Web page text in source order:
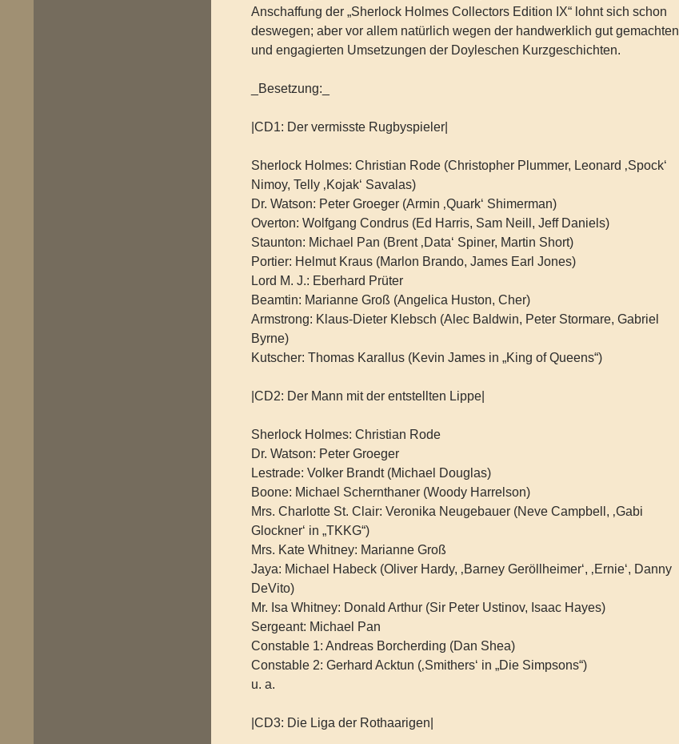
Anschaffung der „Sherlock Holmes Collectors Edition IX“ lohnt sich schon
deswegen; aber vor allem natürlich wegen der handwerklich gut gemachten
und engagierten Umsetzungen der Doyleschen Kurzgeschichten.
_Besetzung:_
|CD1: Der vermisste Rugbyspieler|
Sherlock Holmes: Christian Rode (Christopher Plummer, Leonard ‚Spock‘
Nimoy, Telly ‚Kojak‘ Savalas)
Dr. Watson: Peter Groeger (Armin ‚Quark‘ Shimerman)
Overton: Wolfgang Condrus (Ed Harris, Sam Neill, Jeff Daniels)
Staunton: Michael Pan (Brent ‚Data‘ Spiner, Martin Short)
Portier: Helmut Kraus (Marlon Brando, James Earl Jones)
Lord M. J.: Eberhard Prüter
Beamtin: Marianne Groß (Angelica Huston, Cher)
Armstrong: Klaus-Dieter Klebsch (Alec Baldwin, Peter Stormare, Gabriel
Byrne)
Kutscher: Thomas Karallus (Kevin James in „King of Queens“)
|CD2: Der Mann mit der entstellten Lippe|
Sherlock Holmes: Christian Rode
Dr. Watson: Peter Groeger
Lestrade: Volker Brandt (Michael Douglas)
Boone: Michael Schernthaner (Woody Harrelson)
Mrs. Charlotte St. Clair: Veronika Neugebauer (Neve Campbell, ‚Gabi
Glockner‘ in „TKKG“)
Mrs. Kate Whitney: Marianne Groß
Jaya: Michael Habeck (Oliver Hardy, ‚Barney Geröllheimer‘, ‚Ernie‘, Danny
DeVito)
Mr. Isa Whitney: Donald Arthur (Sir Peter Ustinov, Isaac Hayes)
Sergeant: Michael Pan
Constable 1: Andreas Borcherding (Dan Shea)
Constable 2: Gerhard Acktun (‚Smithers‘ in „Die Simpsons“)
u. a.
|CD3: Die Liga der Rothaarigen|